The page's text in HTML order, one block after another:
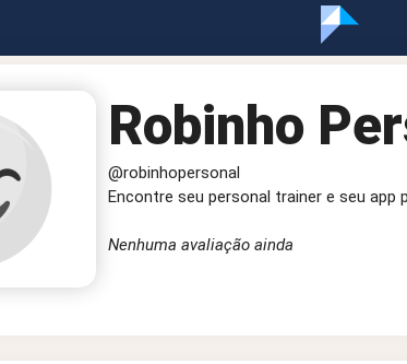
Robinho
@robinhopersonal
Encontre seu personal trainer e seu app
Nenhuma avaliação ainda